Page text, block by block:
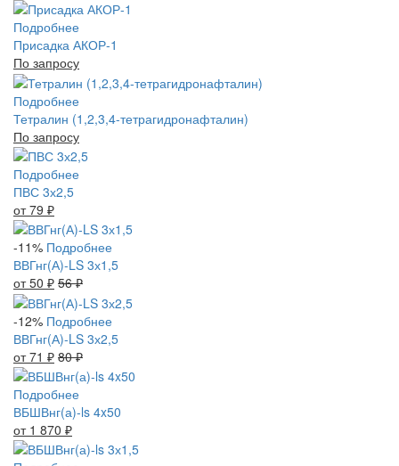
Подробнее
Присадка АКОР-1
По запросу
Подробнее
Тетралин (1,2,3,4-тетрагидронафталин)
По запросу
Подробнее
ПВС 3х2,5
от 79 ₽
-11% Подробнее
ВВГнг(А)-LS 3х1,5
от 50 ₽ 56₽
-12% Подробнее
ВВГнг(А)-LS 3х2,5
от 71 ₽ 80₽
Подробнее
ВБШВнг(а)-ls 4x50
от 1 870 ₽